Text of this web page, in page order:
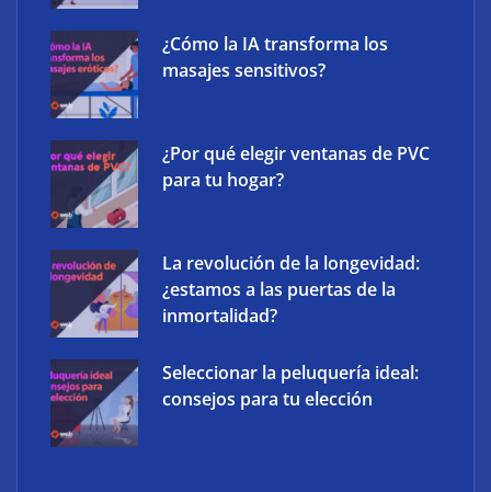
¿Cómo la IA transforma los
masajes sensitivos?
¿Por qué elegir ventanas de PVC
para tu hogar?
La revolución de la longevidad:
¿estamos a las puertas de la
inmortalidad?
Seleccionar la peluquería ideal:
consejos para tu elección